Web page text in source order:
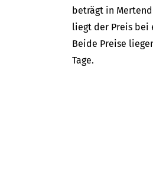
beträgt in
liegt der Preis bei
Beide Preise
Tage.